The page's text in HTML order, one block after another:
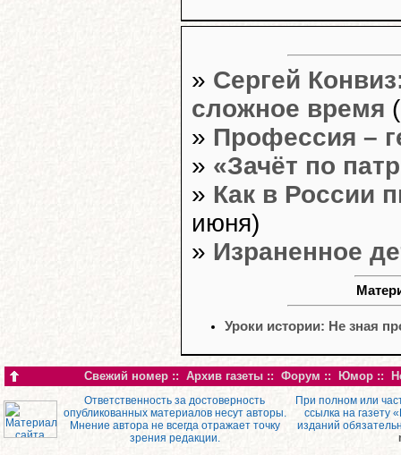
» Сергей
сложное время
» Профессия –
» «Зачёт по
» Как в России
июня)
» Израненное
Уроки истории: Не зная
Свежий номер :: Архив газеты :: Форум :: Юмор ::
Ответственность за достоверность
опубликованных материалов несут авторы.
Мнение автора не всегда отражает точку
зрения редакции.
При полном или
ссылка на газету
изданий